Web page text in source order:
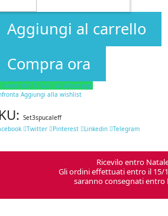
Aggiungi al carrello
Compra ora
domande? Scrivici su Whatsapp.
Aggiungi alla wishlist
Set3spucaleff
Twitter Pinterest Linkedin Telegram
Ricevilo entro
Gli ordini effettuati entro il 15/
saranno consegnati entro